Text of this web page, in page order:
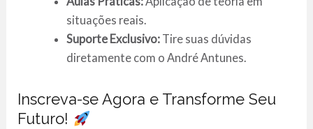
situações reais.
Suporte Exclusivo:Tire suas dúvidas
diretamente com o André Antunes.
Inscreva-se Agora e Transforme Seu
Futuro!